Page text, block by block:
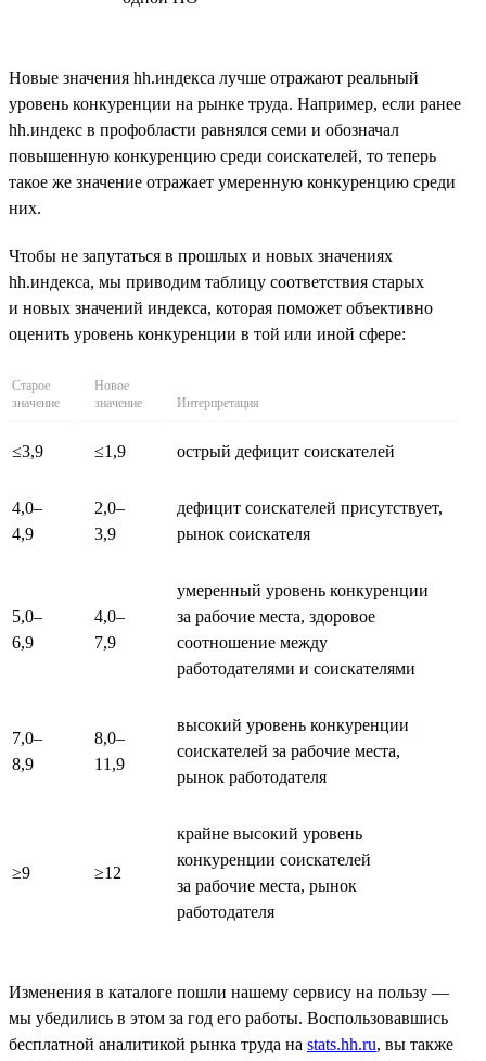
Новые значения hh.индекса лучше отражают реальный
уровень конкуренции на рынке труда. Например, если ранее
hh.индекс в профобласти равнялся семи и обозначал
повышенную конкуренцию среди соискателей, то теперь
такое же значение отражает умеренную конкуренцию среди
них.
Чтобы не запутаться в прошлых и новых значениях
hh.индекса, мы приводим таблицу соответствия старых
и новых значений индекса, которая поможет объективно
оценить уровень конкуренции в той или иной сфере:
Старое
значение
Новое
значение
Интерпретация
≤3,9 ≤1,9 острый дефицит соискателей
4,0–
4,9
2,0–
3,9
дефицит соискателей присутствует,
рынок соискателя
5,0–
6,9
4,0–
7,9
умеренный уровень конкуренции
за рабочие места, здоровое
соотношение между
работодателями и соискателями
7,0–
8,9
8,0–
11,9
высокий уровень конкуренции
соискателей за рабочие места,
рынок работодателя
≥9 ≥12
крайне высокий уровень
конкуренции соискателей
за рабочие места, рынок
работодателя
Изменения в каталоге пошли нашему сервису на пользу —
мы убедились в этом за год его работы. Воспользовавшись
бесплатной аналитикой рынка труда на stats.hh.ru, вы также